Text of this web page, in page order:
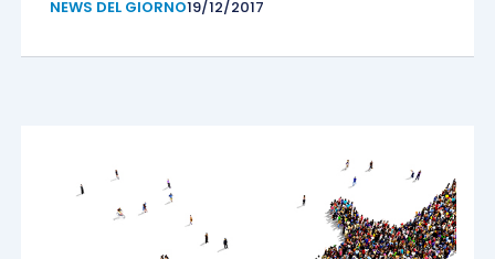
NEWS DEL GIORNO19/12/2017